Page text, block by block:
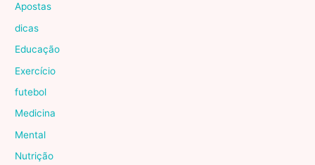
Apostas
dicas
Educação
Exercício
futebol
Medicina
Mental
Nutrição